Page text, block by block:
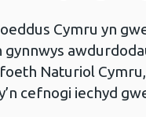
Cymru yn
gynnwys
Naturiol
cefnogi iechyd